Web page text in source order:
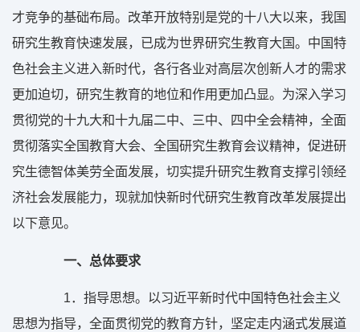
才竞争的基础布局。改革开放特别是党的十八大以来，我国
研究生教育快速发展，已成为世界研究生教育大国。中国特
色社会主义进入新时代，各行各业对高层次创新人才的需求
更加迫切，研究生教育的地位和作用更加凸显。为深入学习
贯彻党的十九大和十九届二中、三中、四中全会精神，全面
贯彻落实全国教育大会、全国研究生教育会议精神，促进研
究生德智体美劳全面发展，切实提升研究生教育支撑引领经
济社会发展能力，现就加快新时代研究生教育改革发展提出
以下意见。
一、总体要求
1 ．指导思想。以习近平新时代中国特色社会主义
思想为指导，全面贯彻党的教育方针，坚定走内涵式发展道